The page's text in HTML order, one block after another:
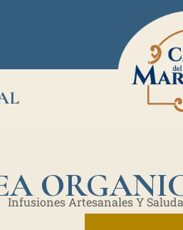
Infusiones Artesanales Y